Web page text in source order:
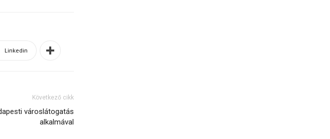
Linkedin
Következő cikk
városlátogatás
alkalmával